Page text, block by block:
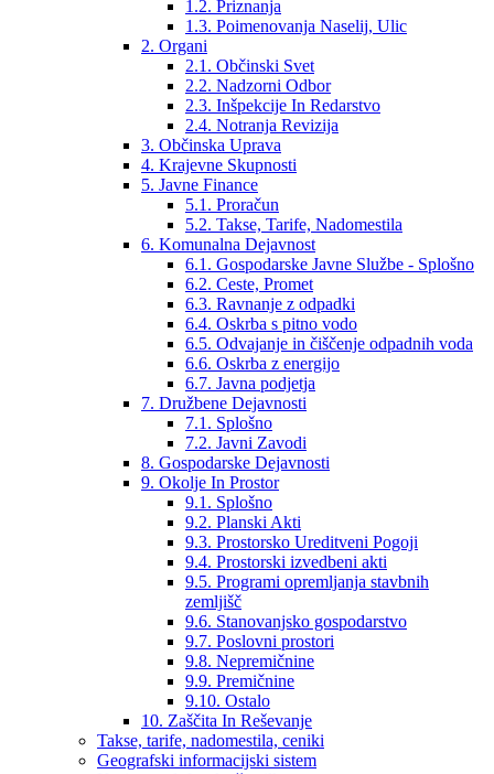
1.2. Priznanja
1.3. Poimenovanja Naselij, Ulic
2. Organi
2.1. Občinski Svet
2.2. Nadzorni Odbor
2.3. Inšpekcije In Redarstvo
2.4. Notranja Revizija
3. Občinska Uprava
4. Krajevne Skupnosti
5. Javne Finance
5.1. Proračun
5.2. Takse, Tarife, Nadomestila
6. Komunalna Dejavnost
6.1. Gospodarske Javne Službe - Splošno
6.2. Ceste, Promet
6.3. Ravnanje z odpadki
6.4. Oskrba s pitno vodo
6.5. Odvajanje in čiščenje odpadnih voda
6.6. Oskrba z energijo
6.7. Javna podjetja
7. Družbene Dejavnosti
7.1. Splošno
7.2. Javni Zavodi
8. Gospodarske Dejavnosti
9. Okolje In Prostor
9.1. Splošno
9.2. Planski Akti
9.3. Prostorsko Ureditveni Pogoji
9.4. Prostorski izvedbeni akti
9.5. Programi opremljanja stavbnih
zemljišč
9.6. Stanovanjsko gospodarstvo
9.7. Poslovni prostori
9.8. Nepremičnine
9.9. Premičnine
9.10. Ostalo
10. Zaščita In Reševanje
Takse, tarife, nadomestila, ceniki
Geografski informacijski sistem